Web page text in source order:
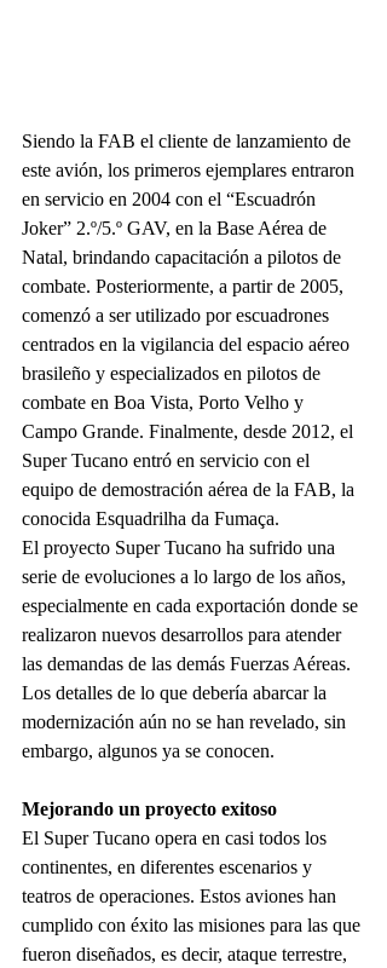
Siendo la FAB el cliente de lanzamiento de
este avión, los primeros ejemplares entraron
en servicio en 2004 con el “Escuadrón
Joker” 2.º/5.º GAV, en la Base Aérea de
Natal, brindando capacitación a pilotos de
combate. Posteriormente, a partir de 2005,
comenzó a ser utilizado por escuadrones
centrados en la vigilancia del espacio aéreo
brasileño y especializados en pilotos de
combate en Boa Vista, Porto Velho y
Campo Grande. Finalmente, desde 2012, el
Super Tucano entró en servicio con el
equipo de demostración aérea de la FAB, la
conocida Esquadrilha da Fumaça.
El proyecto Super Tucano ha sufrido una
serie de evoluciones a lo largo de los años,
especialmente en cada exportación donde se
realizaron nuevos desarrollos para atender
las demandas de las demás Fuerzas Aéreas.
Los detalles de lo que debería abarcar la
modernización aún no se han revelado, sin
embargo, algunos ya se conocen.
Mejorando un proyecto exitoso
El Super Tucano opera en casi todos los
continentes, en diferentes escenarios y
teatros de operaciones. Estos aviones han
cumplido con éxito las misiones para las que
fueron diseñados, es decir, ataque terrestre,